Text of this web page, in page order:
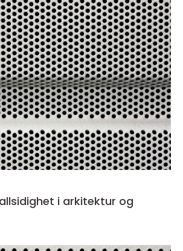
i arkitektur og